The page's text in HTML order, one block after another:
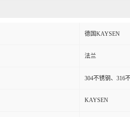
德国KAYSEN
法兰
304不锈钢、316
KAYSEN